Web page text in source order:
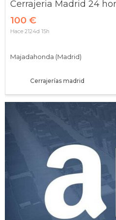
100 €
Cerrajerías madrid
Majadahonda (Madrid)
Hace 2124d 15h